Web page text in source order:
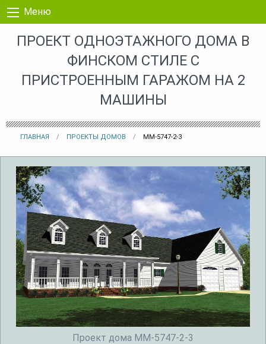
Перейти к контенту
Меню
ПРОЕКТ ОДНОЭТАЖНОГО ДОМА В
ФИНСКОМ СТИЛЕ С
ПРИСТРОЕННЫМ ГАРАЖОМ НА 2
МАШИНЫ
ГЛАВНАЯ ПРОЕКТЫ ДОМОВ MM-5747-2-3
Проект дома MM-5747-2-3